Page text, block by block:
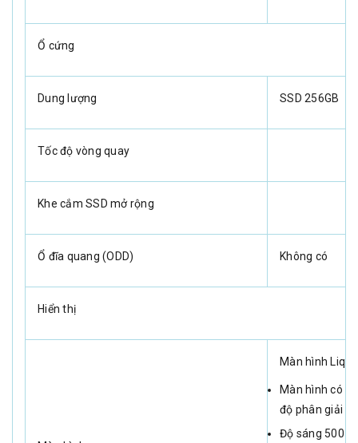
Ổ cứng
Dung lượng SSD 256GB
Tốc độ vòng quay
Khe cắm SSD mở rộng
Ổ đĩa quang (ODD) Không có
Hiển thị
Màn hình
Màn hình có
độ phân giải
Độ sáng 500